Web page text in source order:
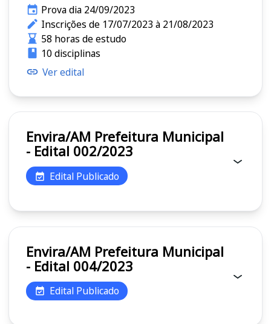
Prova dia 24/09/2023
Inscrições de 17/07/2023 à 21/08/2023
58 horas de estudo
10 disciplinas
Ver edital
Envira/AM Prefeitura Municipal
- Edital 002/2023
Edital Publicado
Envira/AM Prefeitura Municipal
- Edital 004/2023
Edital Publicado